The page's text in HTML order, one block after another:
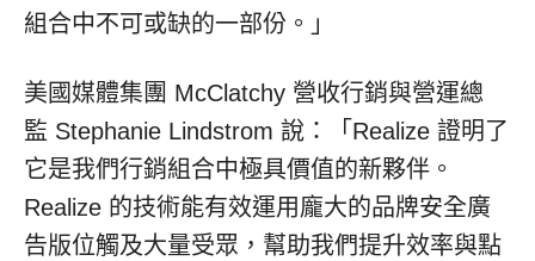
組合中不可或缺的一部份。」
美國媒體集團 McClatchy 營收行銷與營運總
監 Stephanie Lindstrom 說：「Realize 證明了
它是我們行銷組合中極具價值的新夥伴。
Realize 的技術能有效運用龐大的品牌安全廣
告版位觸及大量受眾，幫助我們提升效率與點